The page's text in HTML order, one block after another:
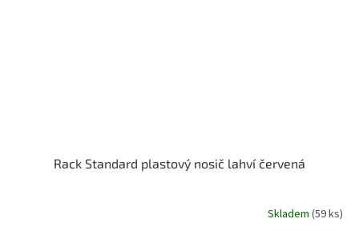
Rack Standard plastový nosič lahví červená
Skladem (59 ks)